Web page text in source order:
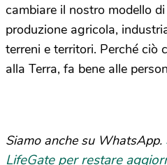
cambiare il nostro modello
produzione agricola,
terreni e territori. Perché ciò
alla Terra, fa bene alle
Siamo anche su WhatsApp.
LifeGate per restare